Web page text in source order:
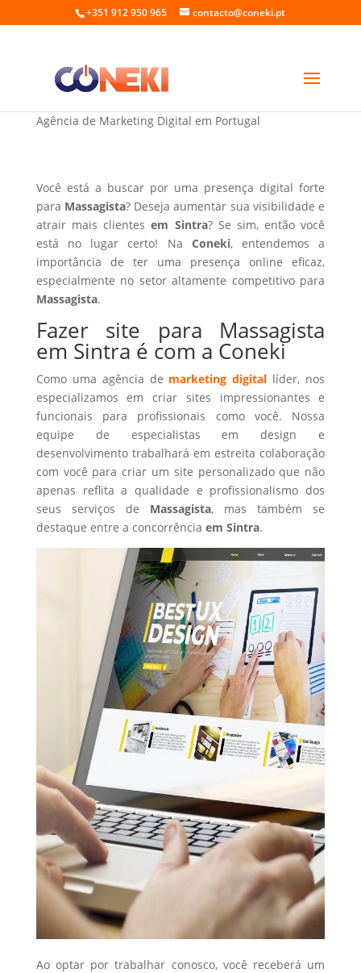
+351 912 950 965 contacto@coneki.pt
Fazer site para Massagista em Sintra
Agência de Marketing Digital em Portugal
Você está a buscar por uma presença digital forte
para Massagista? Deseja aumentar sua visibilidade e
atrair mais clientesem Sintra? Se sim, então você
está no lugar certo! Na Coneki, entendemos a
importância de ter uma presença online eficaz,
especialmente no setor altamente competitivo para
Massagista.
Fazer site para Massagista
em Sintra é com a Coneki
Como uma agência de marketing digital líder, nos
especializamos em criar sites impressionantes e
funcionais para profissionais como você. Nossa
equipe de especialistas em design e
desenvolvimento trabalhará em estreita colaboração
com você para criar um site personalizado que não
apenas reflita a qualidade e profissionalismo dos
seus serviços de Massagista, mas também se
destaque entre a concorrência em Sintra.
Ao optar por trabalhar conosco, você receberá um